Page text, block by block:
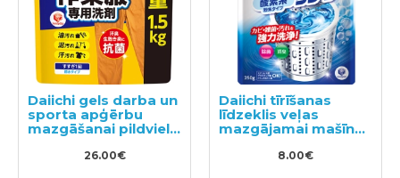
Daiichi gels darba un
sporta apģērbu
mazgāšanai pildviela
26.00€
Daiichi tīrīšanas
līdzeklis veļas
mazgājamai mašīnai
8.00€